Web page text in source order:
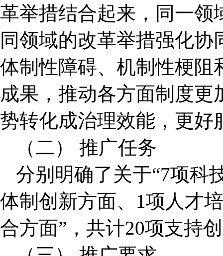
革举措结合起来，同一领
同领域的改革举措强化
体制性障碍、机制性梗阻
成果，推动各方面制度
势转化成治理效能，更好
（二） 推广任务
分别明确了关于“7项科
体制创新方面、1项人才
合方面”，共计20项支持